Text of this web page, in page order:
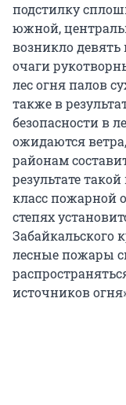
подстилку
южной,
возникло
очаги
лес огня палов
также в
безопасности в
ожидаются
районам
результате
класс пожарной
степях
Забайкальского
лесные пожары
источников